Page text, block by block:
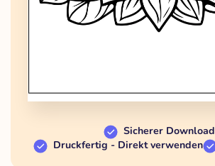
Sicherer Download
Druckfertig - Direkt verwenden